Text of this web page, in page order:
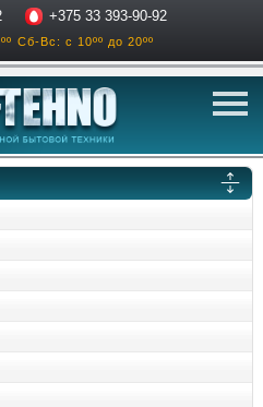
+375 33 393-90-92
Сб-Вс: с 10ºº до 20ºº
усилители